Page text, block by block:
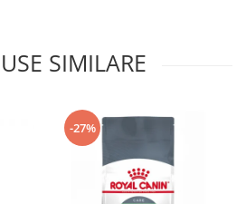
SIMILARE
-27%